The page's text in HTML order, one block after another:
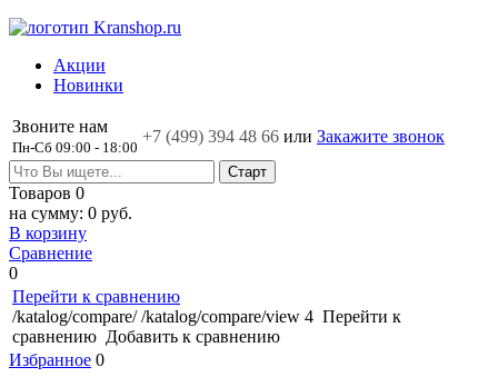
Акции
Новинки
Звоните нам
Пн-Сб 09:00 - 18:00
+7 (499) 394 48 66 или Закажите звонок
Товаров 0
на сумму: 0 руб.
В корзину
Сравнение
0
Перейти к сравнению
/katalog/compare/ /katalog/compare/view 4 Перейти к
сравнению Добавить к сравнению
Избранное 0